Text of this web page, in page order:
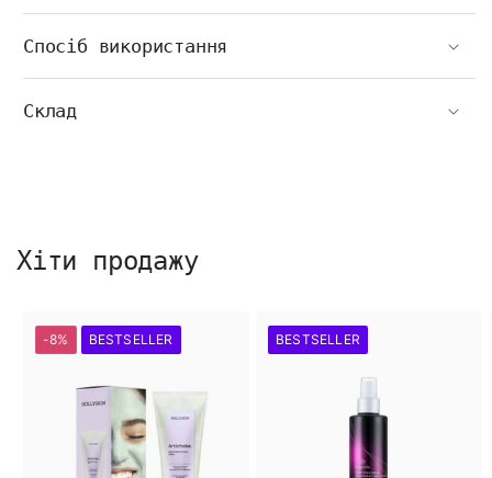
Спосіб використання
Склад
Хіти продажу
-8% BESTSELLER BESTSELLER